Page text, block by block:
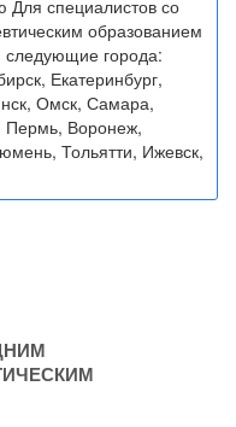
специалистов со
образованием
следующие города:
Екатеринбург,
Омск, Самара,
Пермь, Воронеж,
Тольятти, Ижевск,